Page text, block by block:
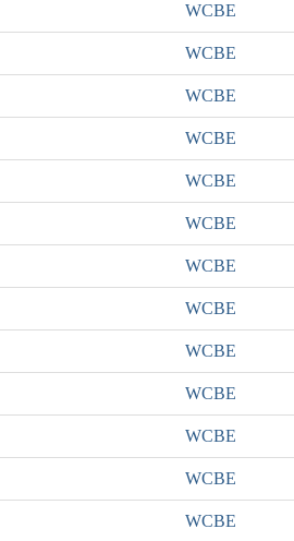
WCBE
WCBE
WCBE
WCBE
WCBE
WCBE
WCBE
WCBE
WCBE
WCBE
WCBE
WCBE
WCBE